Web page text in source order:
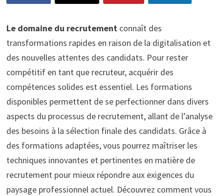
Le domaine du recrutementconnaît des
transformations rapides en raison de la digitalisation et
des nouvelles attentes des candidats. Pour rester
compétitif en tant que recruteur, acquérir des
compétences solides est essentiel. Les formations
disponibles permettent de se perfectionner dans divers
aspects du processus de recrutement, allant de l’analyse
des besoins à la sélection finale des candidats. Grâce à
des formations adaptées, vous pourrez maîtriser les
techniques innovantes et pertinentes en matière de
recrutement pour mieux répondre aux exigences du
paysage professionnel actuel. Découvrez comment vous